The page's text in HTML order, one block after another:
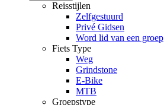
Reisstijlen
Zelfgestuurd
Privé Gidsen
Word lid van een groep
Fiets Type
Weg
Grindstone
E-Bike
MTB
Groepstype